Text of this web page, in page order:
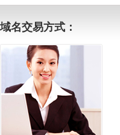
域名交易方式：